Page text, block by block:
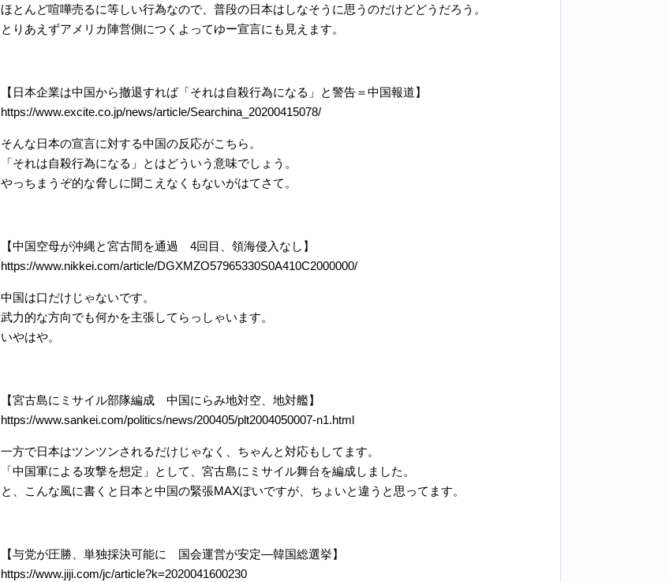
ほとんど喧嘩売るに等しい行為なので、普段の日本はしなそうに思うのだけどどうだろう。
とりあえずアメリカ陣営側につくよってゆー宣言にも見えます。
【日本企業は中国から撤退すれば「それは自殺行為になる」と警告＝中国報道】
https://www.excite.co.jp/news/article/Searchina_20200415078/
そんな日本の宣言に対する中国の反応がこちら。
「それは自殺行為になる」とはどういう意味でしょう。
やっちまうぞ的な脅しに聞こえなくもないがはてさて。
【中国空母が沖縄と宮古間を通過 4回目、領海侵入なし】
https://www.nikkei.com/article/DGXMZO57965330S0A410C2000000/
中国は口だけじゃないです。
武力的な方向でも何かを主張してらっしゃいます。
いやはや。
【宮古島にミサイル部隊編成 中国にらみ地対空、地対艦】
https://www.sankei.com/politics/news/200405/plt2004050007-n1.html
一方で日本はツンツンされるだけじゃなく、ちゃんと対応もしてます。
「中国軍による攻撃を想定」として、宮古島にミサイル舞台を編成しました。
と、こんな風に書くと日本と中国の緊張MAXぽいですが、ちょいと違うと思ってます。
【与党が圧勝、単独採決可能に 国会運営が安定―韓国総選挙】
https://www.jiji.com/jc/article?k=2020041600230